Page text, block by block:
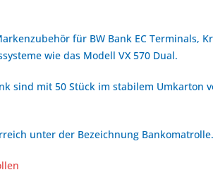
für BW Bank EC Terminals,
wie das Modell VX 570 Dual.
sind mit 50 Stück im stabilem Umkarton
unter der Bezeichnung Bankomatrolle.